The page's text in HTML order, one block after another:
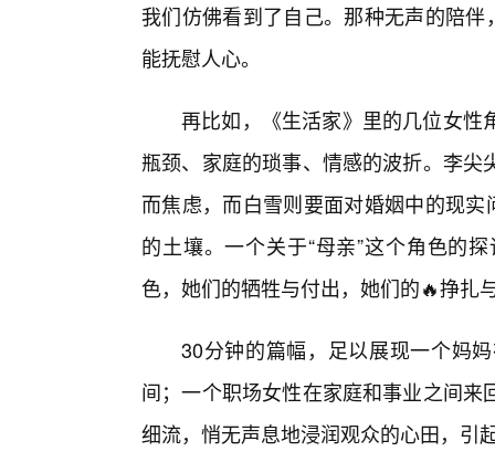
我们仿佛看到了自己。那种无声的陪
能抚慰人心。
再比如，《生活家》里的几位女性
瓶颈、家庭的琐事、情感的波折。李
而焦虑，而白雪则要面对婚姻中的现
的土壤。一个关于“母亲”这个角色的
色，她们的牺牲与付出，她们的🔥挣扎
30分钟的篇幅，足以展现一个妈
间；一个职场女性在家庭和事业之间
细流，悄无声息地浸润观众的心田，引